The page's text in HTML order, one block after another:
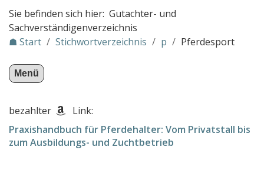
PLZ Gebiet 5
PLZ Gebiet 6
PLZ Gebiet 7
PLZ Gebiet 8
PLZ Gebiet 9
Gutachter in Österreich
Stichwortverzeichnis
a
Sie befinden sich hier: Gutachter- und
Sachverständigenverzeichnis
☗ Start / Stichwortverzeichnis / p / Pferdesport
Menü
bezahlter
Link:
Praxishandbuch für Pferdehalter: Vom Privatstall bis
zum Ausbildungs- und Zuchtbetrieb